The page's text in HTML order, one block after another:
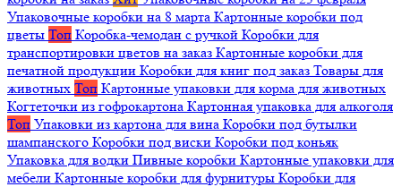
Упаковочные коробки на 8 марта Картонные коробки под
цветы Топ Коробка-чемодан с ручкой Коробки для
транспортировки цветов на заказ Картонные коробки для
печатной продукции Коробки для книг под заказ Товары для
животных Топ Картонные упаковки для корма для животных
Когтеточки из гофрокартона Картонная упаковка для алкоголя
Топ Упаковки из картона для вина Коробки под бутылки
шампанского Коробки под виски Коробки под коньяк
Упаковка для водки Пивные коробки Картонные упаковки для
мебели Картонные коробки для фурнитуры Коробки для